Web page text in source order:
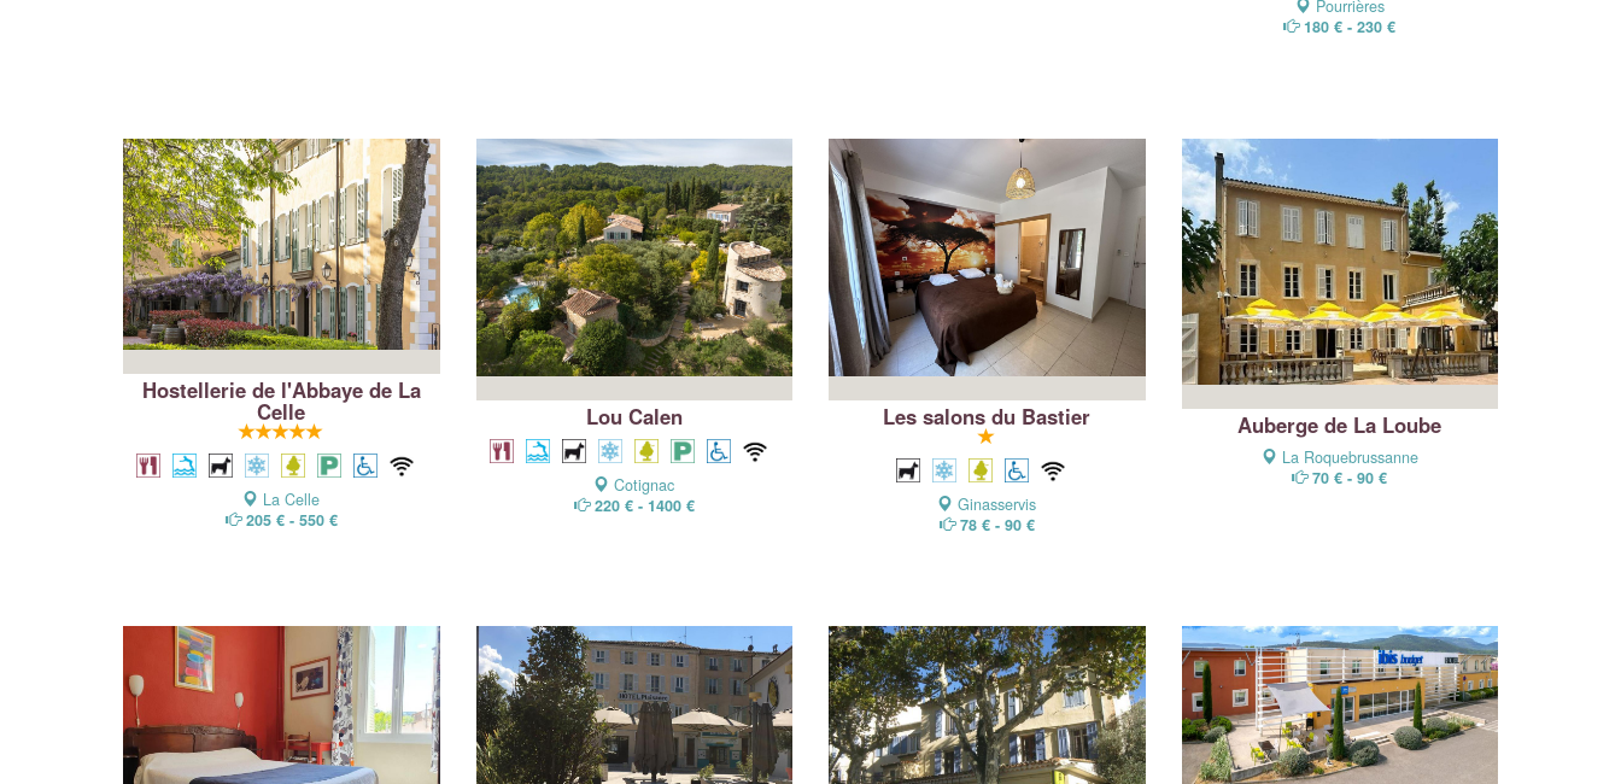
Pourrières
180 € - 230 €
Hostellerie de l'Abbaye de La
Celle
La Celle
205 € - 550 €
Lou Calen
Cotignac
220 € - 1400 €
Les salons du Bastier
Ginasservis
78 € - 90 €
Auberge de La Loube
La Roquebrussanne
70 € - 90 €